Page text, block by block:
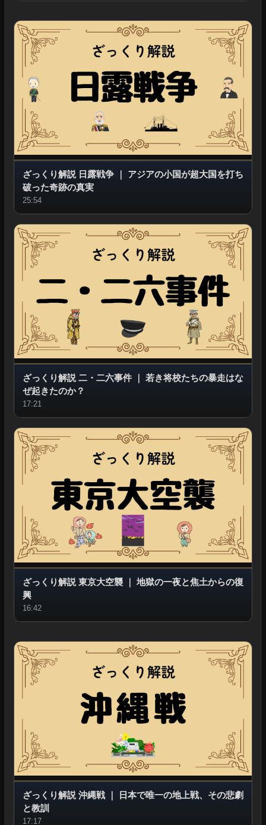
ざっくり解説 日露戦争｜ アジアの小国が超大国を打ち
破った奇跡の真実
25:54
ざっくり解説 二・二六事件｜ 若き将校たちの暴走はな
ぜ起きたのか？
17:21
ざっくり解説 東京大空襲｜ 地獄の一夜と焦土からの復
興
16:42
ざっくり解説 沖縄戦｜
日本で唯一の地上戦、その悲劇
と教訓
17:17